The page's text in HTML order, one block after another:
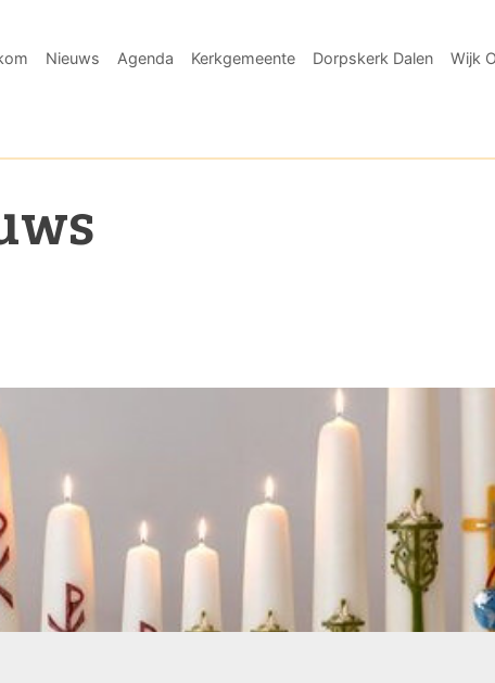
Nieuws Agenda Kerkgemeente Dorpskerk Dalen Wijk